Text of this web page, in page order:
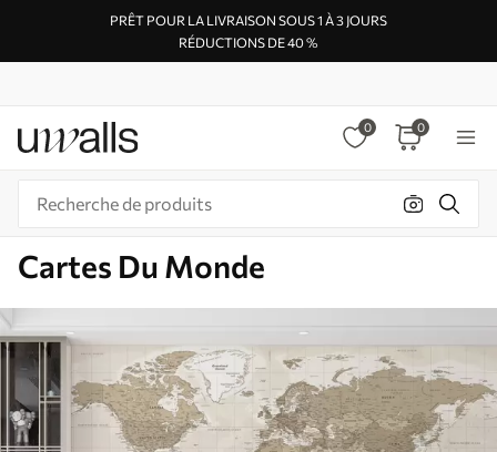
PRÊT POUR LA LIVRAISON SOUS 1 À 3 JOURS
RÉDUCTIONS DE 40 %
0 0
Cartes Du Monde